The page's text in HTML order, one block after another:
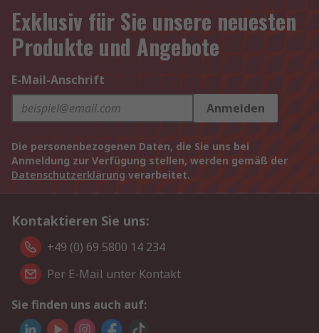
Exklusiv für Sie unsere neuesten
Produkte und Angebote
E-Mail-Anschrift
Anmelden
Die personenbezogenen Daten, die Sie uns bei
Anmeldung zur Verfügung stellen, werden gemäß der
Datenschutzerklärung verarbeitet.
Kontaktieren Sie uns:
+49 (0) 69 5800 14 234
Per E-Mail unter Kontakt
Sie finden uns auch auf: